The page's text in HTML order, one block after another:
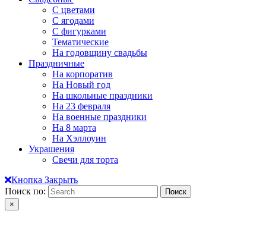
С цветами
С ягодами
С фигурками
Тематические
На годовщину свадьбы
Праздничные
На корпоратив
На Новый год
На школьные праздники
На 23 февраля
На военные праздники
На 8 марта
На Хэллоуин
Украшения
Свечи для торта
Кнопка Закрыть
Поиск по:
×